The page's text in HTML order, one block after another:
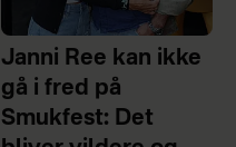
Janni Ree kan ikke
gå i fred på
Smukfest: Det